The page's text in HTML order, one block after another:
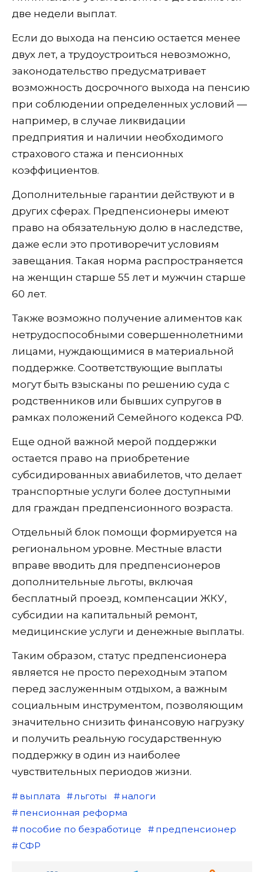
две недели выплат.
Если до выхода на пенсию остается менее
двух лет, а трудоустроиться невозможно,
законодательство предусматривает
возможность досрочного выхода на пенсию
при соблюдении определенных условий —
например, в случае ликвидации
предприятия и наличии необходимого
страхового стажа и пенсионных
коэффициентов.
Дополнительные гарантии действуют и в
других сферах. Предпенсионеры имеют
право на обязательную долю в наследстве,
даже если это противоречит условиям
завещания. Такая норма распространяется
на женщин старше 55 лет и мужчин старше
60 лет.
Также возможно получение алиментов как
нетрудоспособными совершеннолетними
лицами, нуждающимися в материальной
поддержке. Соответствующие выплаты
могут быть взысканы по решению суда с
родственников или бывших супругов в
рамках положений Семейного кодекса РФ.
Еще одной важной мерой поддержки
остается право на приобретение
субсидированных авиабилетов, что делает
транспортные услуги более доступными
для граждан предпенсионного возраста.
Отдельный блок помощи формируется на
региональном уровне. Местные власти
вправе вводить для предпенсионеров
дополнительные льготы, включая
бесплатный проезд, компенсации ЖКУ,
субсидии на капитальный ремонт,
медицинские услуги и денежные выплаты.
Таким образом, статус предпенсионера
является не просто переходным этапом
перед заслуженным отдыхом, а важным
социальным инструментом, позволяющим
значительно снизить финансовую нагрузку
и получить реальную государственную
поддержку в один из наиболее
чувствительных периодов жизни.
выплата льготы
налоги
пенсионная реформа
пособие по безработице
предпенсионер
СФР